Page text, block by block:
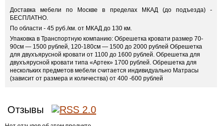
Доставка мебели по Москве в пределах МКАД (до подъезда) -
БЕСПЛАТНО.
По области - 45 руб./км. от МКАД до 130 км.
Упаковка в Транспортную компанию: Обрешетка кровати размер 70-
90см — 1500 рублей, 120-180см — 1500 до 2000 рублей Обрешетка
для двухъярусной кровати от 1100 до 1600 рублей. Обрешетка для
двухъярусной кровати типа «Артек» 1700 рублей. Обрешетка для
нескольких предметов мебели считается индивидуально Матрасы
(зависит от размера и количества) от 400 -600 рублей
Отзывы